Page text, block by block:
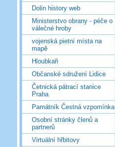
Dolin history web
Ministerstvo obrany - péče o
válečné hroby
vojenská pietní místa na
mapě
Hloubkaři
Občanské sdružení Lidice
Četnická pátrací stanice
Praha
Památník Čestná vzpomínka
Osobní stránky členů a
partnerů
Virtuální hřbitovy